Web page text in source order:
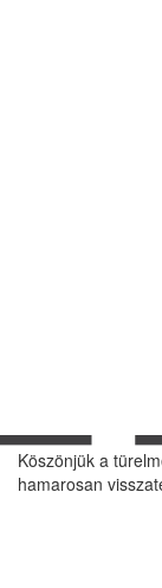
Köszönjük a
hamarosan